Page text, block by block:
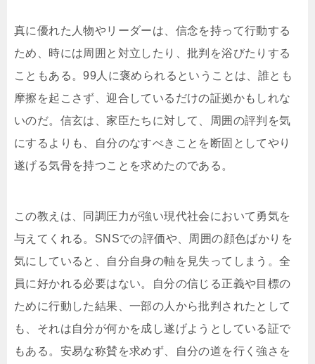
真に優れた人物やリーダーは、信念を持って行動する
ため、時には周囲と対立したり、批判を浴びたりする
こともある。99人に褒められるということは、誰とも
摩擦を起こさず、迎合しているだけの証拠かもしれな
いのだ。信玄は、家臣たちに対して、周囲の評判を気
にするよりも、自分のなすべきことを断固としてやり
遂げる気骨を持つことを求めたのである。
この教えは、同調圧力が強い現代社会において勇気を
与えてくれる。SNSでの評価や、周囲の顔色ばかりを
気にしていると、自分自身の軸を見失ってしまう。全
員に好かれる必要はない。自分の信じる正義や目標の
ために行動した結果、一部の人から批判されたとして
も、それは自分が何かを成し遂げようとしている証で
もある。安易な称賛を求めず、自分の道を行く強さを